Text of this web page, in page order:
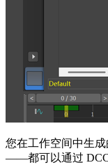
您在工作空间中生
——都可以通过 DCC